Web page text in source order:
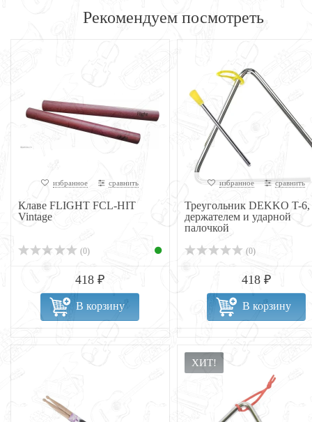
Рекомендуем посмотреть
избранное сравнить
Клаве FLIGHT FCL-HIT
Vintage
(0)
418 ₽
В корзину
избранное сравнить
Треугольник DEKKO T-6,
держателем и ударной
палочкой
(0)
418 ₽
В корзину
ХИТ!